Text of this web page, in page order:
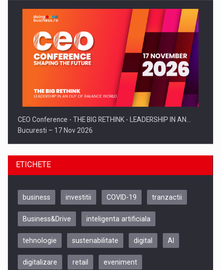
CEO Conference - THE BIG RETHINK - LEADERSHIP IN AN…
Bucuresti – 17 Nov 2026
Be Inspired. Make it Happen!, CLUJ, 9 Decembrie
ETICHETE
business investitii COVID-19 tranzactii
Business&Drive inteligenta artificiala
tehnologie sustenabilitate digital AI
digitalizare retail eveniment